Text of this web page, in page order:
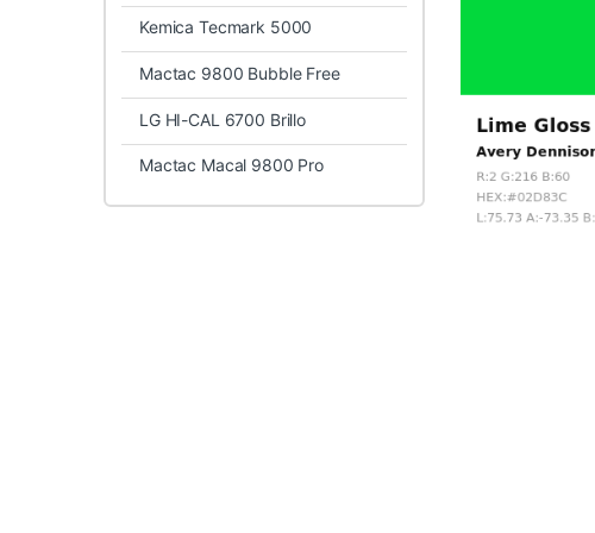
Kemica Tecmark 5000
Mactac 9800 Bubble Free
LG HI-CAL 6700 Brillo
Mactac Macal 9800 Pro